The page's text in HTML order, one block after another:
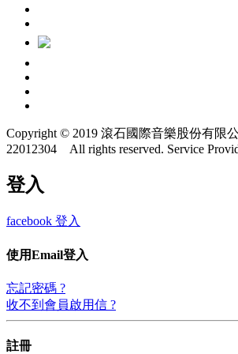
Copyright © 2019 滾石國際音樂股份有限
22012304 All rights reserved. Service
登入
facebook 登入
使用Email登入
忘記密碼 ?
收不到會員啟用信 ?
註冊